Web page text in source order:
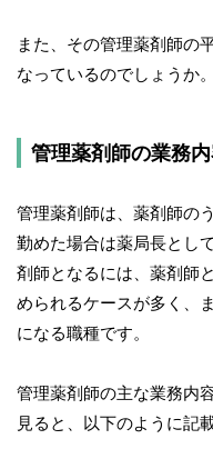
また、その管理薬剤師の
なっているのでしょうか
管理薬剤師の業務
管理薬剤師は、薬剤師の
勤めた場合は薬局長とし
剤師となるには、薬剤師
められるケースが多く、
になる職種です。
管理薬剤師の主な業務内容
見ると、以下のように記